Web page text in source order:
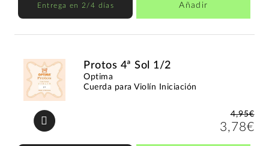
Entrega en 2/4 días Añadir
Protos 4ª Sol 1/2
Optima
Cuerda para Violín Iniciación
4,95€
3,78€